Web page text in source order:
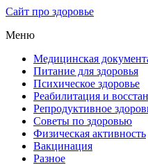
Сайт про здоровье
Меню
Медицинская
Питание для здоровья
Психическое здоровье
Реабилитация и
Репродуктивное
Советы по здоровью
Физическая активность
Вакцинация
Разное